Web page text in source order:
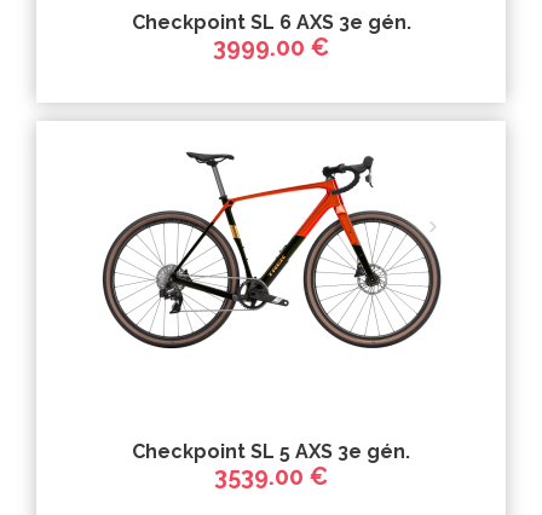
Checkpoint SL 6 AXS 3e gén.
3999.00 €
Checkpoint SL 5 AXS 3e gén.
3539.00 €